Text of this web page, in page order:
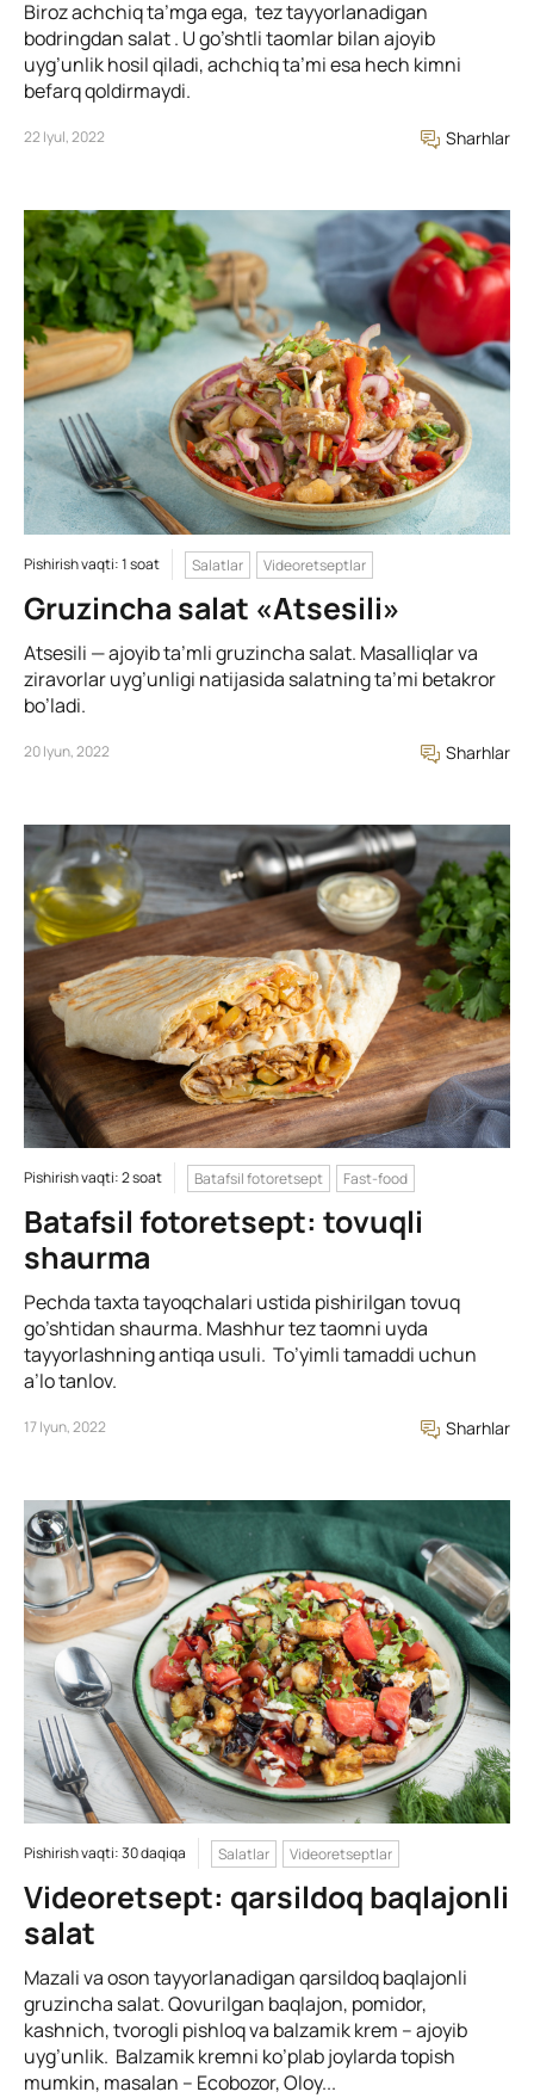
Biroz achchiq ta’mga ega, tez tayyorlanadigan
bodringdan salat . U go’shtli taomlar bilan ajoyib
uyg’unlik hosil qiladi, achchiq ta’mi esa hech kimni
befarq qoldirmaydi.
22 Iyul, 2022 Sharhlar
Pishirish vaqti: 1 soat Salatlar Videoretseptlar
Gruzincha salat «Atsesili»
Atsesili — ajoyib ta’mli gruzincha salat. Masalliqlar va
ziravorlar uyg’unligi natijasida salatning ta’mi betakror
bo’ladi.
20 Iyun, 2022 Sharhlar
Pishirish vaqti: 2 soat Batafsil fotoretsept Fast-food
Batafsil fotoretsept: tovuqli
shaurma
Pechda taxta tayoqchalari ustida pishirilgan tovuq
go’shtidan shaurma. Mashhur tez taomni uyda
tayyorlashning antiqa usuli. To’yimli tamaddi uchun
a’lo tanlov.
17 Iyun, 2022 Sharhlar
Pishirish vaqti: 30 daqiqa Salatlar Videoretseptlar
Videoretsept: qarsildoq baqlajonli
salat
Mazali va oson tayyorlanadigan qarsildoq baqlajonli
gruzincha salat. Qovurilgan baqlajon, pomidor,
kashnich, tvorogli pishloq va balzamik krem – ajoyib
uyg’unlik. Balzamik kremni ko’plab joylarda topish
mumkin, masalan – Ecobozor, Oloy...